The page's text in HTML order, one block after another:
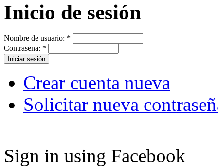
Inicio de sesión
Nombre de usuario: *
Contraseña: *
Crear cuenta nueva
Solicitar nueva
Sign in using Facebook